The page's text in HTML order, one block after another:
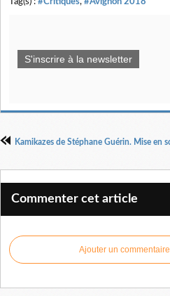
S'inscrire à la newsletter
Commenter cet article
Ajouter un commentaire